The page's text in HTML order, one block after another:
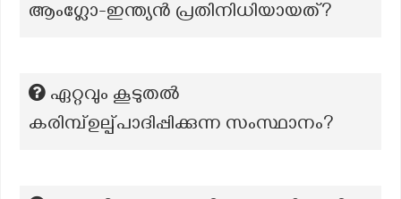
ആംഗ്ലോ-ഇന്ത്യൻ പ്രതിനിധിയായത്?
ഏറ്റവും കൂടുതല്‍
കരിമ്പ്ഉല്പ്പാദിപ്പിക്കുന്ന സംസ്ഥാനം?